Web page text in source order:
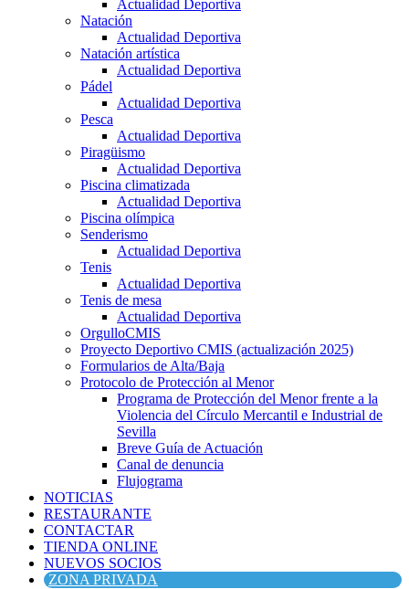
Actualidad Deportiva
Natación
Actualidad Deportiva
Natación artística
Actualidad Deportiva
Pádel
Actualidad Deportiva
Pesca
Actualidad Deportiva
Piragüismo
Actualidad Deportiva
Piscina climatizada
Actualidad Deportiva
Piscina olímpica
Senderismo
Actualidad Deportiva
Tenis
Actualidad Deportiva
Tenis de mesa
Actualidad Deportiva
OrgulloCMIS
Proyecto Deportivo CMIS (actualización 2025)
Formularios de Alta/Baja
Protocolo de Protección al Menor
Programa de Protección del Menor frente a la
Violencia del Círculo Mercantil e Industrial de
Sevilla
Breve Guía de Actuación
Canal de denuncia
Flujograma
NOTICIAS
RESTAURANTE
CONTACTAR
TIENDA ONLINE
NUEVOS SOCIOS
ZONA PRIVADA